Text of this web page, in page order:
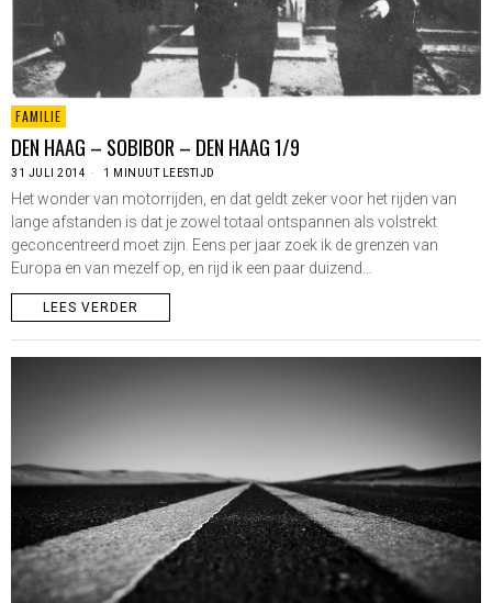
FAMILIE
DEN HAAG – SOBIBOR – DEN HAAG 1/9
31 JULI 2014 1 MINUUT LEESTIJD
Het wonder van motorrijden, en dat geldt zeker voor het rijden van
lange afstanden is dat je zowel totaal ontspannen als volstrekt
geconcentreerd moet zijn. Eens per jaar zoek ik de grenzen van
Europa en van mezelf op, en rijd ik een paar duizend…
LEES VERDER